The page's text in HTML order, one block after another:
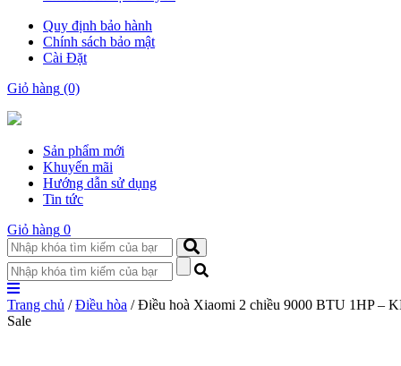
Quy định bảo hành
Chính sách bảo mật
Cài Đặt
Giỏ hàng (0)
Sản phẩm mới
Khuyến mãi
Hướng dẫn sử dụng
Tin tức
Giỏ hàng 0
Trang chủ /Điều hòa / Điều hoà Xiaomi 2 chiều 9000 BTU 1HP –
Sale